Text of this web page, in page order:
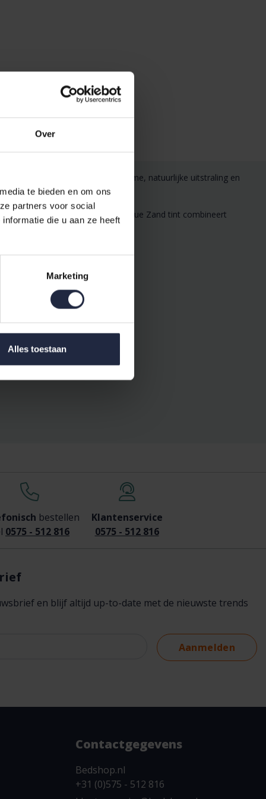
Over
te bieden en om ons
partners voor social
die u aan ze heeft
Marketing
Alles toestaan
Dit overtrek heeft een warme, natuurlijke uitstraling en
(200x220).
slaapklimaat. De neutrale Blue Zand tint combineert
bestellen
0575 - 512 816
Klantenservice
0575 - 512 816
en blijf altijd up-to-date met de nieuwste trends
Aanmelden
Contactgegevens
Bedshop.nl
+31 (0)575 - 512 816